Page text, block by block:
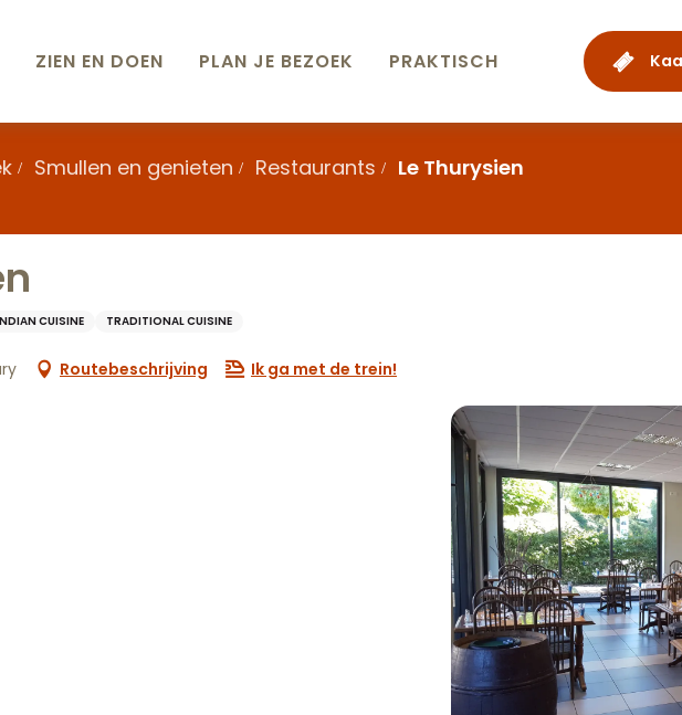
ZIEN EN DOEN PLAN JE BEZOEK PRAKTISCH
Smullen en genieten Restaurants Le Thurysien
CUISINE TRADITIONAL CUISINE
Routebeschrijving Ik ga met de trein!